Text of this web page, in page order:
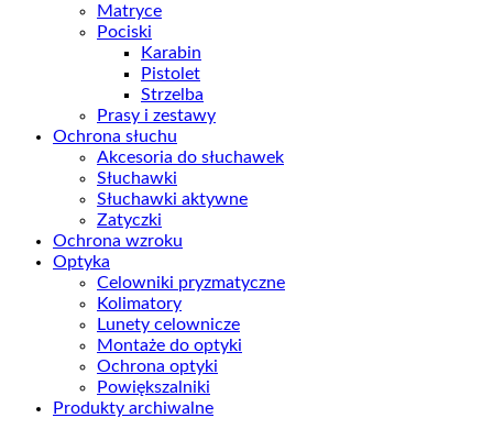
Matryce
Pociski
Karabin
Pistolet
Strzelba
Prasy i zestawy
Ochrona słuchu
Akcesoria do słuchawek
Słuchawki
Słuchawki aktywne
Zatyczki
Ochrona wzroku
Optyka
Celowniki pryzmatyczne
Kolimatory
Lunety celownicze
Montaże do optyki
Ochrona optyki
Powiększalniki
Produkty archiwalne